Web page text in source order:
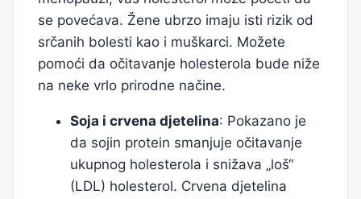
se povećava. Žene ubrzo imaju isti rizik od
srčanih bolesti kao i muškarci. Možete
pomoći da očitavanje holesterola bude niže
na neke vrlo prirodne načine.
Soja i crvena djetelina: Pokazano je
da sojin protein smanjuje očitavanje
ukupnog holesterola i snižava „loš“
(LDL) holesterol. Crvena djetelina